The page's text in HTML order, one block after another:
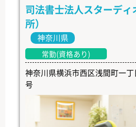
司法書士法人スターデ
所）
神奈川県
常勤(資格あり)
神奈川県横浜市西区浅間町一
号